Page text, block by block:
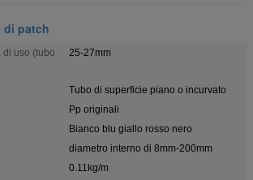
di patch
di uso (tubo
25-27mm
Tubo di superficie piano o incurvato
Pp originali
Bianco blu giallo rosso nero
diametro interno di 8mm-200mm
0.11kg/m